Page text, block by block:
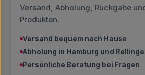
Versand, Abholung, Rückgabe
Produkten.
Versand bequem nach Hause
Abholung in Hamburg und
Persönliche Beratung bei Fragen